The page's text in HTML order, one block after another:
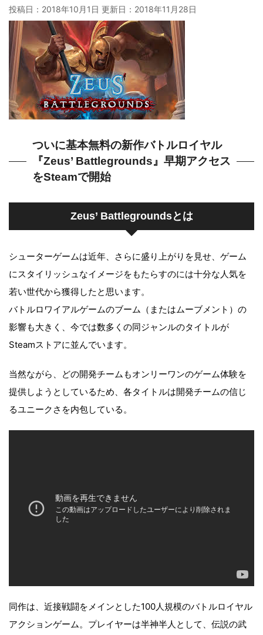
投稿日：2018年10月1日 更新日： 2018年11月28日
ついに基本無料の新作バトルロイヤル
『Zeus’ Battlegrounds』早期アクセス
をSteamで開始
Zeus’ Battlegroundsとは
シューターゲームは近年、さらに盛り上がりを見せ、ゲーム
にスタイリッシュなイメージをもたらすのには十分な人気を
若い世代から獲得したと思います。
バトルロワイアルゲームのブーム（またはムーブメント）の
影響も大きく、今では数多くの同ジャンルのタイトルが
Steamストアに並んでいます。
当然ながら、どの開発チームもオンリーワンのゲーム体験を
提供しようとしているため、各タイトルは開発チームの信じ
るユニークさを内包している。
同作は、近接戦闘をメインとした100人規模のバトルロイヤル
アクションゲーム。プレイヤーは半神半人として、伝説の武